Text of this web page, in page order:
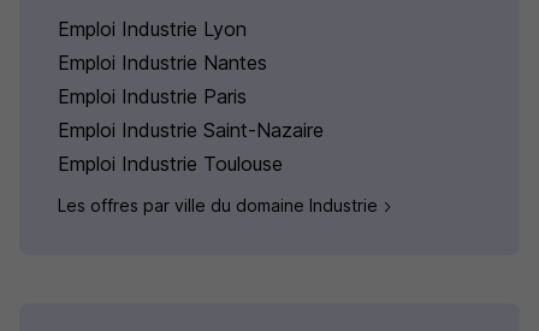
Emploi Industrie Lyon
Emploi Industrie Nantes
Emploi Industrie Paris
Emploi Industrie Saint-Nazaire
Emploi Industrie Toulouse
Les offres par ville du domaine Industrie